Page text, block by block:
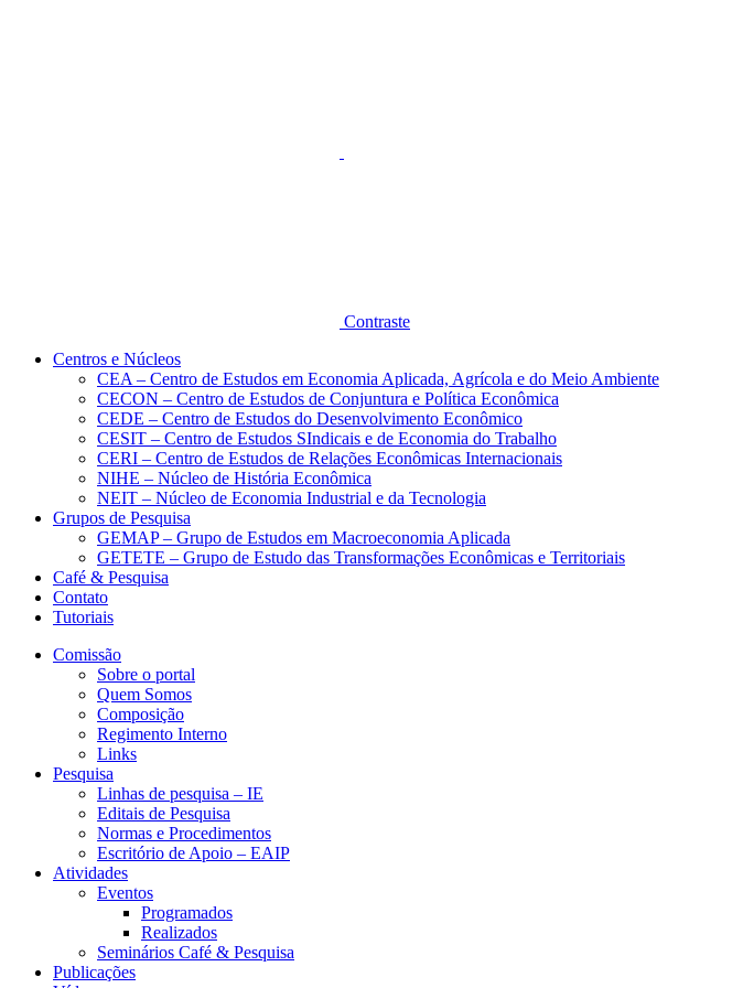
Contraste
Centros e Núcleos
CEA – Centro de Estudos em Economia Aplicada, Agrícola e do Meio Ambiente
CECON – Centro de Estudos de Conjuntura e Política Econômica
CEDE – Centro de Estudos do Desenvolvimento Econômico
CESIT – Centro de Estudos SIndicais e de Economia do Trabalho
CERI – Centro de Estudos de Relações Econômicas Internacionais
NIHE – Núcleo de História Econômica
NEIT – Núcleo de Economia Industrial e da Tecnologia
Grupos de Pesquisa
GEMAP – Grupo de Estudos em Macroeconomia Aplicada
GETETE – Grupo de Estudo das Transformações Econômicas e Territoriais
Café & Pesquisa
Contato
Tutoriais
Comissão
Sobre o portal
Quem Somos
Composição
Regimento Interno
Links
Pesquisa
Linhas de pesquisa – IE
Editais de Pesquisa
Normas e Procedimentos
Escritório de Apoio – EAIP
Atividades
Eventos
Programados
Realizados
Seminários Café & Pesquisa
Publicações